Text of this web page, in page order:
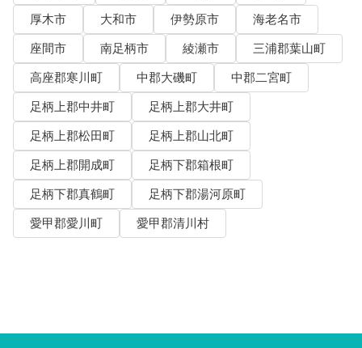
厚木市
大和市 伊勢原市
海老名市
座間市
南足柄市 綾瀬市
三浦郡葉山町
高座郡寒川町
中郡大磯町
中郡二宮町
足柄上郡中井町
足柄上郡大井町
足柄上郡松田町
足柄上郡山北町
足柄上郡開成町
足柄下郡箱根町
足柄下郡真鶴町
足柄下郡湯河原町
愛甲郡愛川町
愛甲郡清川村